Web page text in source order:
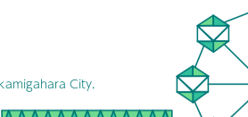
City.